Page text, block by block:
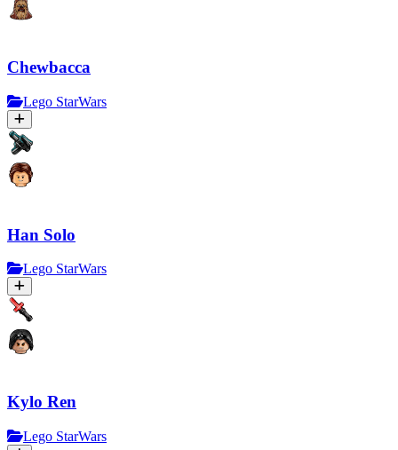
Chewbacca
Lego StarWars
Han Solo
Lego StarWars
Kylo Ren
Lego StarWars